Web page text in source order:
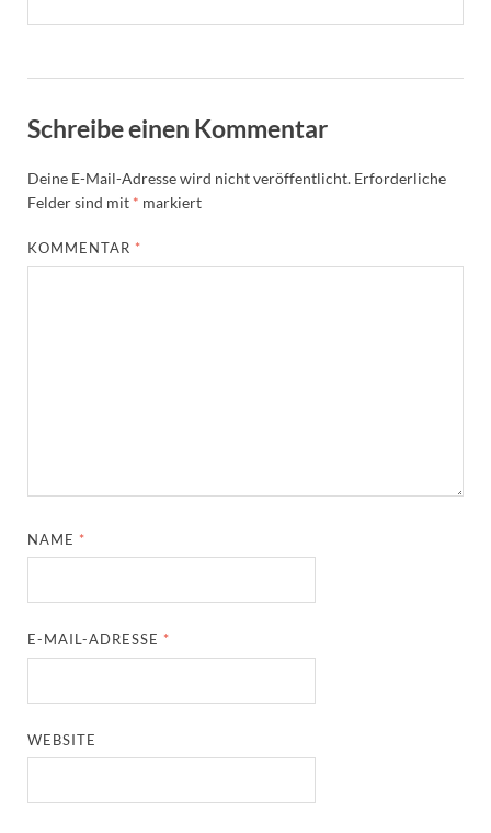
Schreibe einen Kommentar
Deine E-Mail-Adresse wird nicht veröffentlicht. Erforderliche
Felder sind mit * markiert
KOMMENTAR *
NAME *
E-MAIL-ADRESSE *
WEBSITE